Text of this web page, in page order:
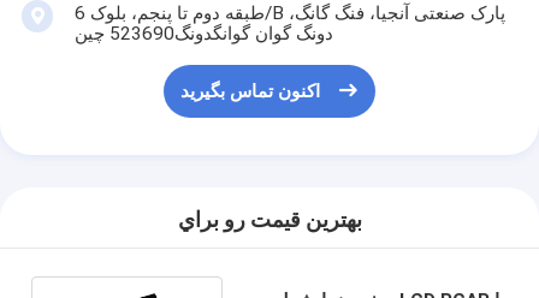
طبقه دوم تا پنجم، بلوک 6/B پارک صنعتی آنجیا، فنگ گانگ،
دونگ گوان گوانگدونگ523690 چین
اکنون تماس بگیرید
بهترين قيمت رو براي